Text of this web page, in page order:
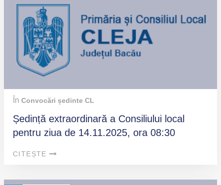
În Convocări ședinte CL
Ședință extraordinară a Consiliului local
pentru ziua de 14.11.2025, ora 08:30
CITEȘTE